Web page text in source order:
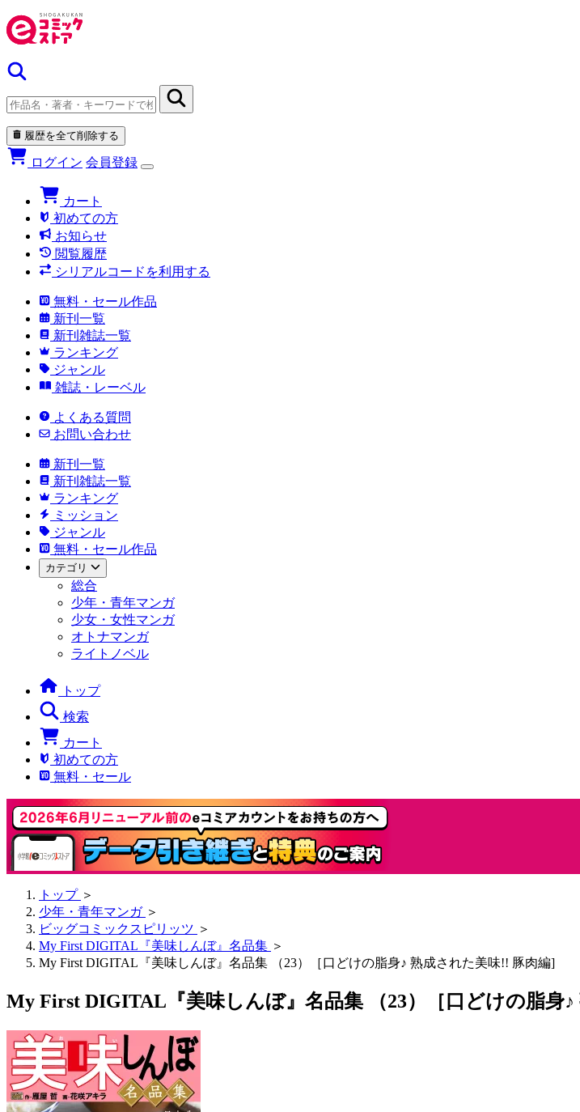
履歴を全て削除する
ログイン 会員登録
カート
初めての方
お知らせ
閲覧履歴
シリアルコードを利用する
無料・セール作品
新刊一覧
新刊雑誌一覧
ランキング
ジャンル
雑誌・レーベル
よくある質問
お問い合わせ
新刊一覧
新刊雑誌一覧
ランキング
ミッション
ジャンル
無料・セール作品
カテゴリ
総合
少年・青年マンガ
少女・女性マンガ
オトナマンガ
ライトノベル
トップ
検索
カート
初めての方
無料・セール
トップ ＞
少年・青年マンガ ＞
ビッグコミックスピリッツ ＞
My First DIGITAL『美味しんぼ』名品集 ＞
My First DIGITAL『美味しんぼ』名品集 （23）［口どけの脂身♪ 熟成された美味!! 豚肉編]
My First DIGITAL『美味しんぼ』名品集 （23）［口どけの脂身